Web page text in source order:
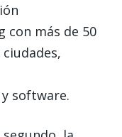
con más de 50
software.